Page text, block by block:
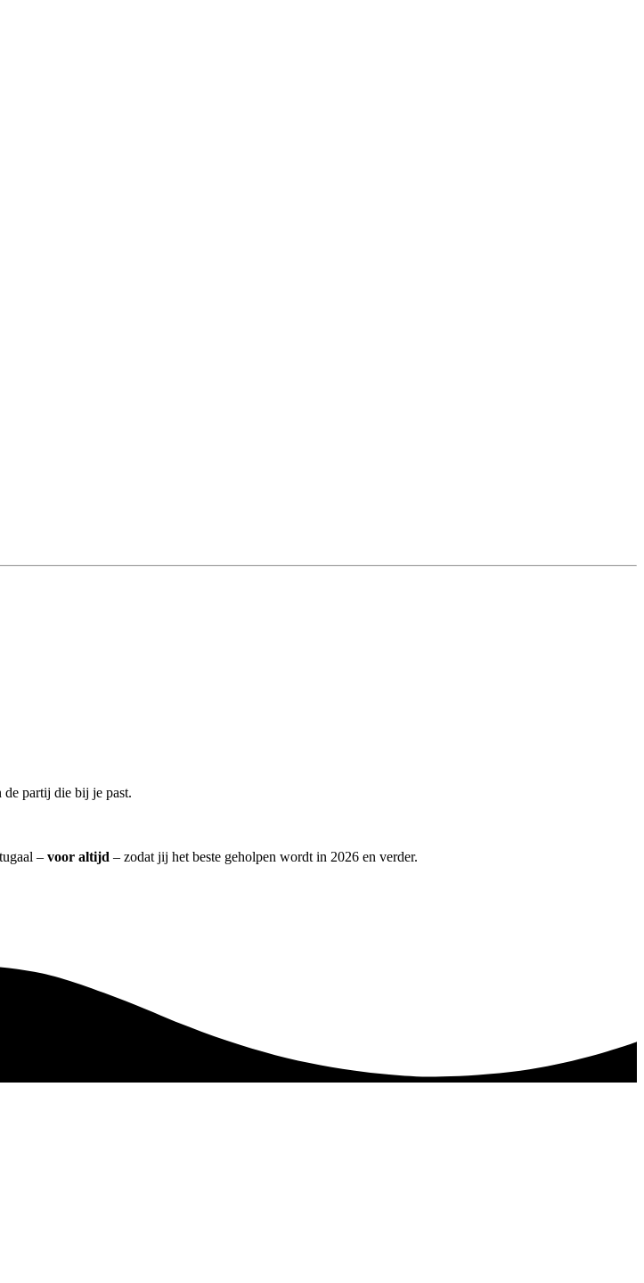
partij die bij je past.
– voor altijd – zodat jij het beste geholpen wordt in 2026 en verder.